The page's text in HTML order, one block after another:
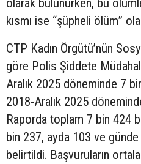
olarak bulunurken, bu
kısmı ise “şüpheli ölüm”
CTP Kadın Örgütü’nün
göre Polis Şiddete
Aralık 2025 döneminde 7
2018-Aralık 2025
Raporda toplam 7 bin 424
bin 237, ayda 103 ve günde
belirtildi. Başvuruların